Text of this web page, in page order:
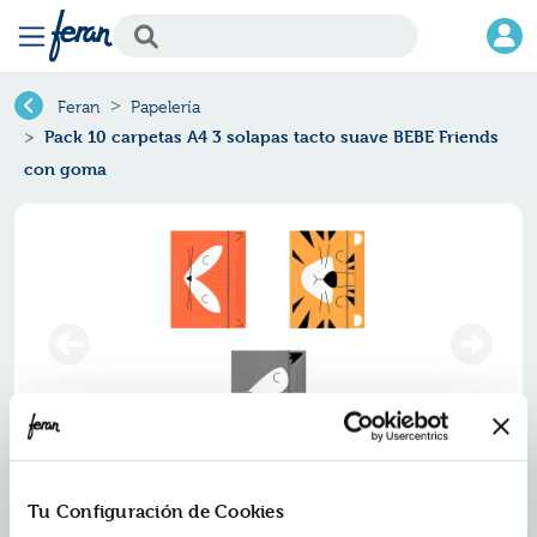
Tu Configuración de Cookies
Feran Papelería
Pack 10 carpetas A4 3 solapas tacto suave BEBE Friends
con goma
Pack 10 carpetas a4 3 solapas